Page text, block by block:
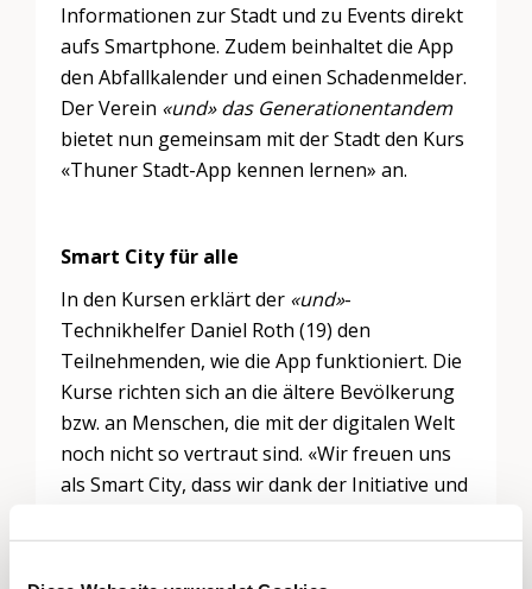
Informationen zur Stadt und zu Events direkt
aufs Smartphone. Zudem beinhaltet die App
den Abfallkalender und einen Schadenmelder.
Der Verein «und» das Generationentandem
bietet nun gemeinsam mit der Stadt den Kurs
«Thuner Stadt-App kennen lernen» an.
Smart City für alle
In den Kursen erklärt der «und»-
Technikhelfer Daniel Roth (19) den
Teilnehmenden, wie die App funktioniert. Die
Kurse richten sich an die ältere Bevölkerung
bzw. an Menschen, die mit der digitalen Welt
noch nicht so vertraut sind. «Wir freuen uns
als Smart City, dass wir dank der Initiative und
zugänglich machen können», betont